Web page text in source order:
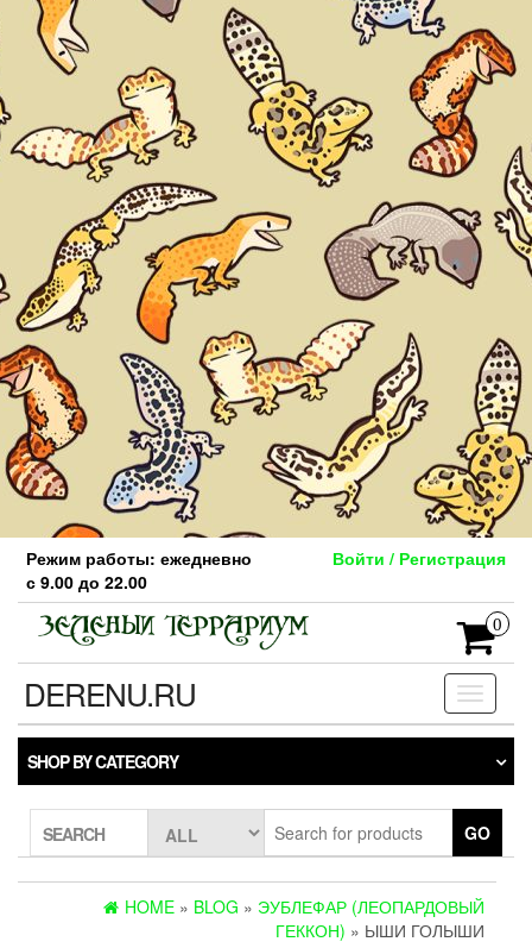
Skip
the
content
Режим работы: ежедневно
с 9.00 до 22.00
Войти / Регистрация
0
Toggle
DERENU.RU
SHOP BY CATEGORY
SEARCH GO
HOME » BLOG » ЭУБЛЕФАР (ЛЕОПАРДОВЫЙ
ГЕККОН) » ЫШИ ГОЛЫШИ